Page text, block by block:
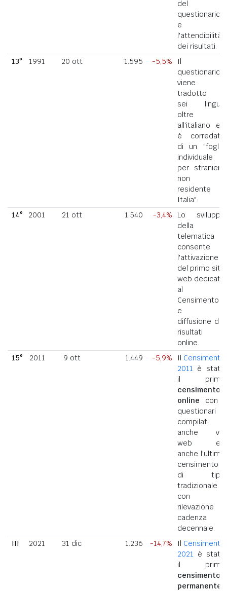
del
questionario
e
l'attendibilità
dei risultati.
13°
1991 20 ott 1.595 -5,5%
Il
questionario
viene
tradotto in
sei lingue
oltre
all'italiano ed
è corredato
di un "foglio
individuale
per straniero
non
residente in
Italia".
14°
2001 21 ott 1.540 -3,4%
Lo sviluppo
della
telematica
consente
l'attivazione
del primo sito
web dedicato
al
Censimento
e la
diffusione dei
risultati
online.
15°
2011 9 ott 1.449 -5,9% Il Censimento
2011 è stato
il primo
censimento
online con i
questionari
compilati
anche via
web ed
anche l'ultimo
censimento
di tipo
tradizionale
con
rilevazione a
cadenza
decennale.
III
2021 31 dic 1.236 -14,7% Il Censimento
2021 è stato
il primo
censimento
permanente